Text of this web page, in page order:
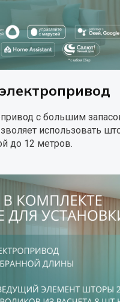
с большим
использовать
до 12 метров.